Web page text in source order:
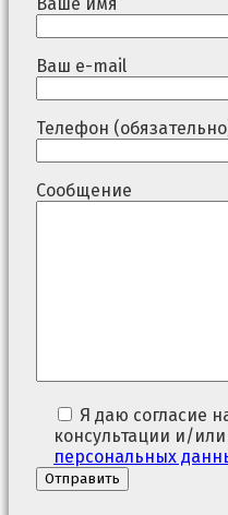
Ваш e-mail
Телефон
Сообщение
Я даю согласие
консультации и/
персональных